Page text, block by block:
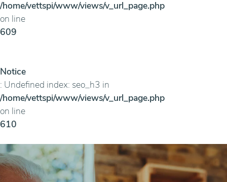
/home/vettspi/www/views/v_url_page.php
on line
609
Notice
: Undefined index: seo_h3 in
/home/vettspi/www/views/v_url_page.php
on line
610